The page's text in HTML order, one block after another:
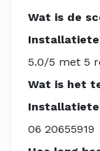
Wat is de
5.0/5 met 5
Wat is het
06 20655919